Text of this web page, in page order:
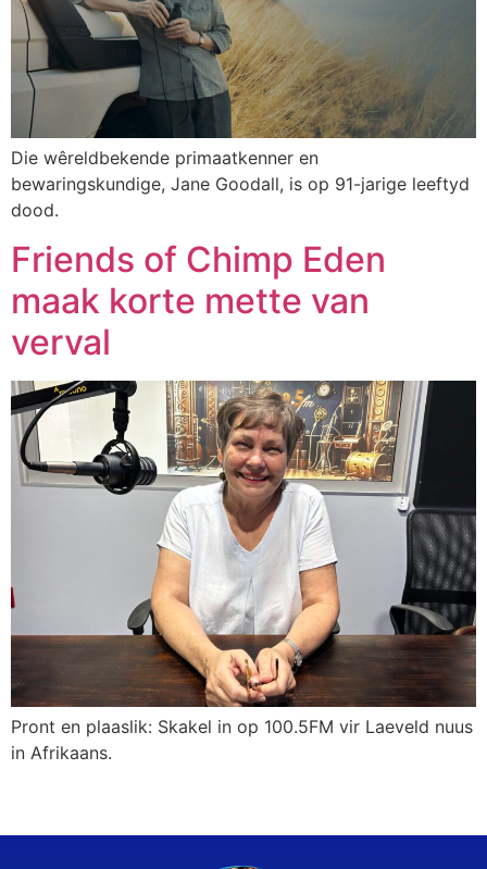
Die wêreldbekende primaatkenner en
bewaringskundige, Jane Goodall, is op 91-jarige leeftyd
dood.
Friends of Chimp Eden
maak korte mette van
verval
Pront en plaaslik: Skakel in op 100.5FM vir Laeveld nuus
in Afrikaans.